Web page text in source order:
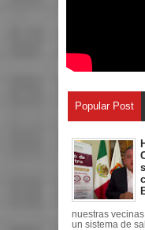
Popular Post
nuestras
un sistema de